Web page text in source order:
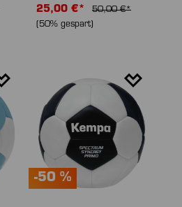
HANDBALL
25,00 €*
50,00 €*
(50% gespart)
-50 %